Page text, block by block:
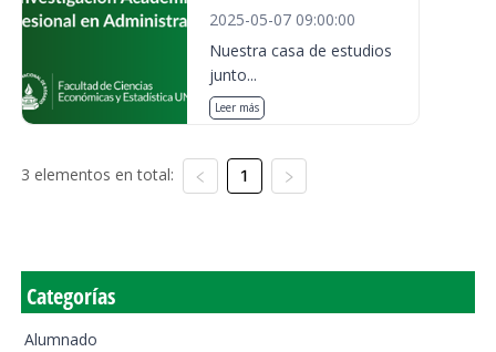
2025-05-07 09:00:00
Nuestra casa de estudios
junto...
Leer más
3 elementos en total: 1
Categorías
Alumnado